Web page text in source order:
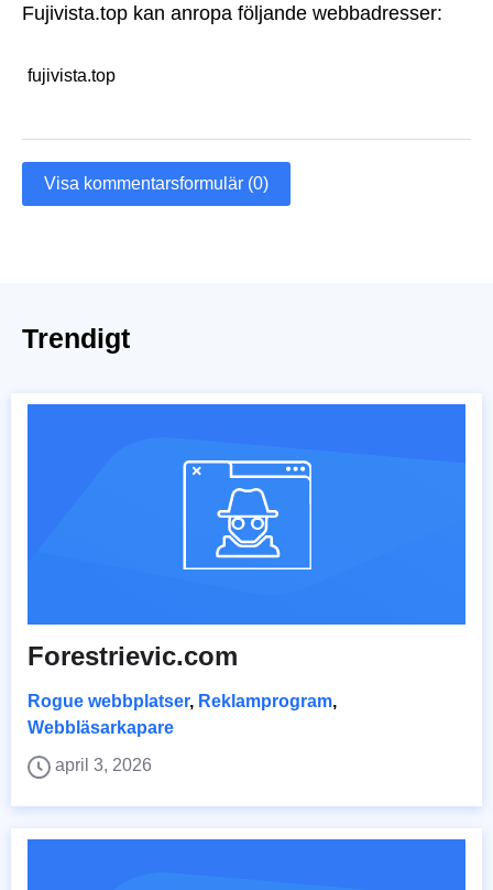
Fujivista.top kan anropa följande webbadresser:
fujivista.top
Visa kommentarsformulär (0)
Trendigt
Forestrievic.com
Rogue webbplatser, Reklamprogram,
Webbläsarkapare
april 3, 2026